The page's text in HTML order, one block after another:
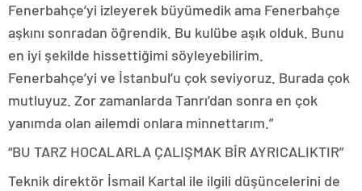
Fenerbahçe’yi izleyerek büyümedik ama Fenerbahçe
aşkını sonradan öğrendik. Bu kulübe aşık olduk. Bunu
en iyi şekilde hissettiğimi söyleyebilirim.
Fenerbahçe’yi ve İstanbul’u çok seviyoruz. Burada çok
mutluyuz. Zor zamanlarda Tanrı’dan sonra en çok
yanımda olan ailemdi onlara minnettarım.”
“BU TARZ HOCALARLA ÇALIŞMAK BİR AYRICALIKTIR”
Teknik direktör İsmail Kartal ile ilgili düşüncelerini de